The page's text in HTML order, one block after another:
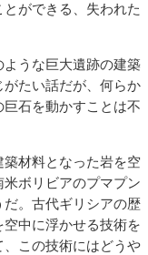
とができる、失われた
うな巨大遺跡の建築
たい話だが、何らか
石を動かすことは不
材料となった岩を空
ボリビアのプマプン
。古代ギリシアの歴
中に浮かせる技術を
この技術にはどうや